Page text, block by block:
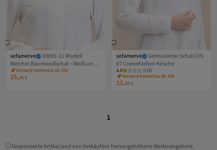
sefamerve
19091-11 Modell
Weicher Baumwollschal – Weiß und
Jeansblau
Versand kostenlos ab 35€
15,16€
sefamerve
Gemusterter Schal CVS-
07 Cremefarben Kirsche
1.0 (1)
Versand kostenlos ab 35€
12,20€
1
Gesponserte Artikel sind von Verkäufern hervorgehobene Werbeangebote.